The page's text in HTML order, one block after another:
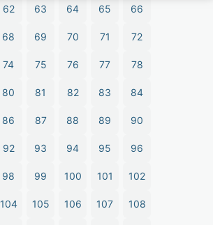
62 63 64 65 66
68 69 70 71 72
74 75 76 77 78
80 81 82 83 84
86 87 88 89 90
92 93 94 95 96
98 99 100 101 102
104 105 106 107 108